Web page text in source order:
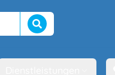
Suche beginnen